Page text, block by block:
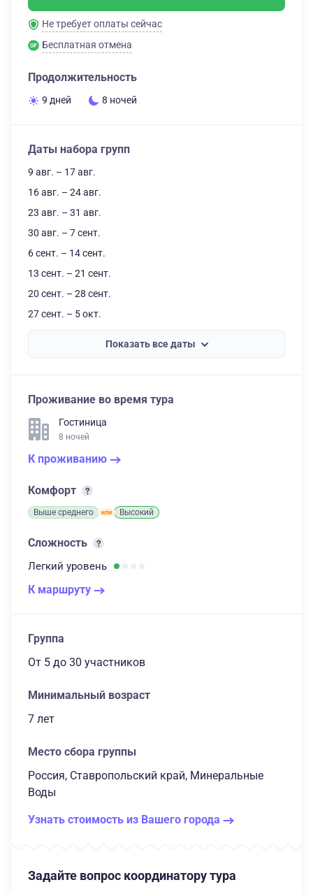
Не требует оплаты сейчас
Бесплатная отмена
Продолжительность
9 дней 8 ночей
Даты набора групп
9 авг. – 17 авг.
16 авг. – 24 авг.
23 авг. – 31 авг.
30 авг. – 7 сент.
6 сент. – 14 сент.
13 сент. – 21 сент.
20 сент. – 28 сент.
27 сент. – 5 окт.
Показать все даты
Проживание во время тура
Гостиница
8 ночей
К проживанию
Комфорт
Выше среднего Высокий
Сложность
Легкий уровень
К маршруту
Группа
От 5 до 30 участников
Минимальный возраст
7 лет
Место сбора группы
Россия, Ставропольский край, Минеральные
Воды
Узнать стоимость из Вашего города
Задайте вопрос координатору тура